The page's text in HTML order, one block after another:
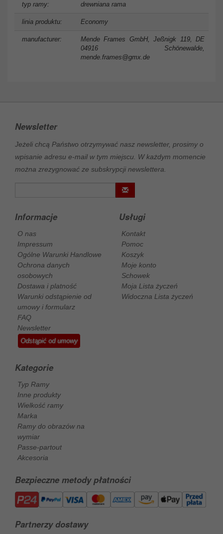
typ ramy: drewniana rama
linia produktu: Economy
manufacturer:
Mende Frames GmbH, Jeßnigk 119, DE
04916 Schönewalde,
mende.frames@gmx.de
Newsletter
Jeżeli chcą Państwo otrzymywać nasz newsletter, prosimy o
wpisanie adresu e-mail w tym miejscu. W każdym momencie
można zrezygnować ze subskrypcji newslettera.
Informacje
O nas
Impressum
Ogólne Warunki Handlowe
Ochrona danych
osobowych
Dostawa i platność
Warunki odstąpienie od
umowy i formularz
FAQ
Newsletter
Odstąpić od umowy
Usługi
Kontakt
Pomoc
Koszyk
Moje konto
Schowek
Moja Lista życzeń
Widoczna Lista życzeń
Kategorie
Typ Ramy
Inne produkty
Wielkość ramy
Marka
Ramy do obrazów na
wymiar
Passe-partout
Akcesoria
Bezpieczne metody płatności
Partnerzy dostawy